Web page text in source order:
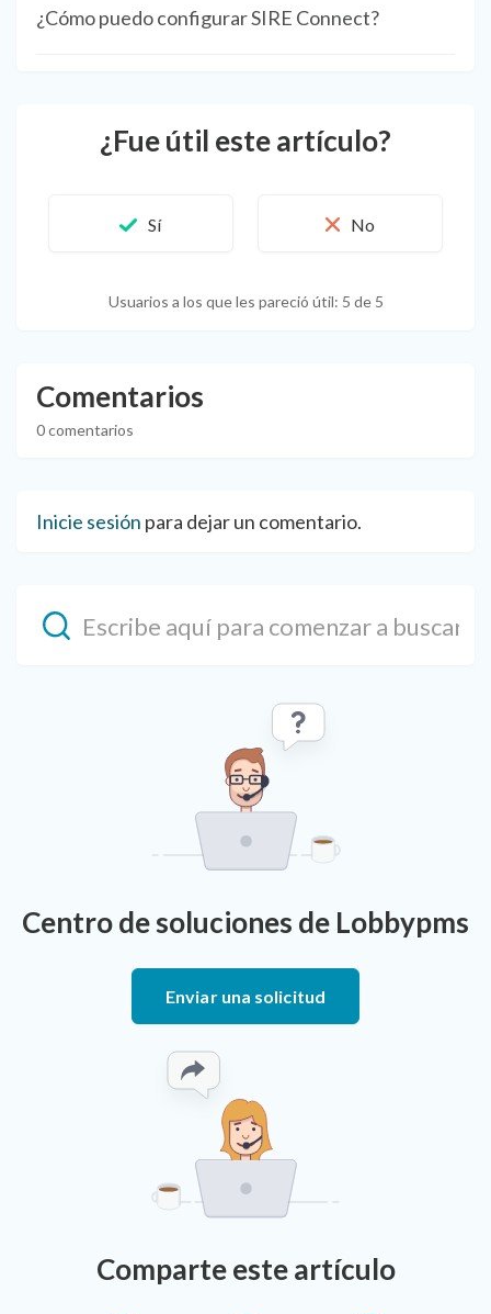
¿Cómo puedo configurar SIRE Connect?
¿Fue útil este artículo?
Usuarios a los que les pareció útil: 5 de 5
Comentarios
0 comentarios
Inicie sesión para dejar un comentario.
Centro de soluciones de Lobbypms
Enviar una solicitud
Comparte este artículo